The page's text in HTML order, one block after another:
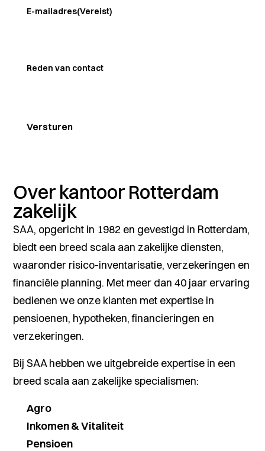
Over kantoor Rotterdam
zakelijk
SAA, opgericht in 1982 en gevestigd in Rotterdam,
biedt een breed scala aan zakelijke diensten,
waaronder risico-inventarisatie, verzekeringen en
financiële planning. Met meer dan 40 jaar ervaring
bedienen we onze klanten met expertise in
pensioenen, hypotheken, financieringen en
verzekeringen.
Bij SAA hebben we uitgebreide expertise in een
breed scala aan zakelijke specialismen:
Agro
Inkomen & Vitaliteit
Pensioen
E-mailadres(Vereist)
Reden van contact